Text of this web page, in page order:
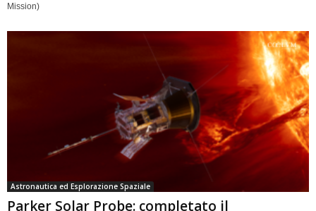
Mission)
Astronautica ed Esplorazione Spaziale
Parker Solar Probe: completato il